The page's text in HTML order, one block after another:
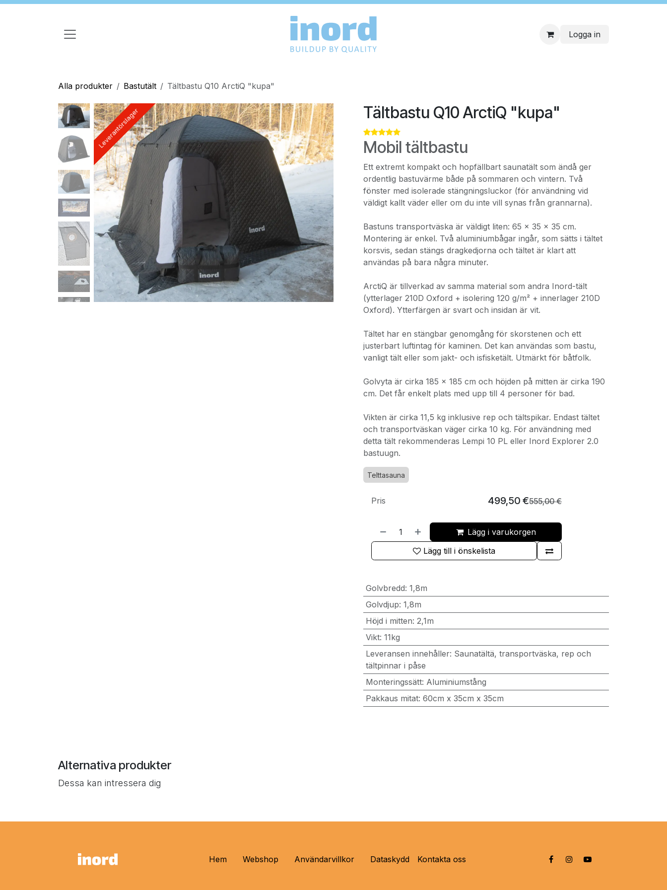
Hoppa till innehåll
Logga in
Alla produkter Bastutält Tältbastu Q10 ArctiQ "kupa"
Leverantörslager
Leverantörslager
Tältbastu Q10 ArctiQ "kupa"
Mobil tältbastu
Ett extremt kompakt och hopfällbart saunatält som ändå ger
ordentlig bastuvärme både på sommaren och vintern. Två
fönster med isolerade stängningsluckor (för användning vid
väldigt kallt väder eller om du inte vill synas från grannarna).
Bastuns transportväska är väldigt liten: 65 × 35 × 35 cm.
Montering är enkel. Två aluminiumbågar ingår, som sätts i tältet
korsvis, sedan stängs dragkedjorna och tältet är klart att
användas på bara några minuter.
ArctiQ är tillverkad av samma material som andra Inord-tält
(ytterlager 210D Oxford + isolering 120 g/m² + innerlager 210D
Oxford). Ytterfärgen är svart och insidan är vit.
Tältet har en stängbar genomgång för skorstenen och ett
justerbart luftintag för kaminen. Det kan användas som bastu,
vanligt tält eller som jakt- och isfisketält. Utmärkt för båtfolk.
Golvyta är cirka 185 × 185 cm och höjden på mitten är cirka 190
cm. Det får enkelt plats med upp till 4 personer för bad.
Vikten är cirka 11,5 kg inklusive rep och tältspikar. Endast tältet
och transportväskan väger cirka 10 kg. För användning med
detta tält rekommenderas Lempi 10 PL eller Inord Explorer 2.0
bastuugn.
Telttasauna
Lägg i varukorgen
Lägg till i önskelista
Pris 499,50 €555,00€
Golvbredd: 1,8m
Golvdjup: 1,8m
Höjd i mitten: 2,1m
Vikt: 11kg
Leveransen innehåller: Saunatältä, transportväska, rep och
tältpinnar i påse
Monteringssätt: Aluminiumstång
Pakkaus mitat: 60cm x 35cm x 35cm
Alternativa produkter
Dessa kan intressera dig
Hem Webshop Användarvillkor Dataskydd Kontakta oss